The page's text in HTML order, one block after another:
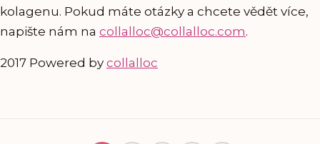
kolagenu. Pokud máte otázky a chcete vědět více,
napište nám na collalloc@collalloc.com.
2017 Powered by collalloc